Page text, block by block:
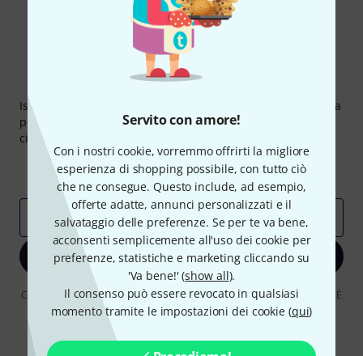
Servito con amore!
Con i nostri cookie, vorremmo offrirti la migliore
esperienza di shopping possibile, con tutto ciò
che ne consegue. Questo include, ad esempio,
offerte adatte, annunci personalizzati e il
salvataggio delle preferenze. Se per te va bene,
acconsenti semplicemente all'uso dei cookie per
preferenze, statistiche e marketing cliccando su
'Va bene!' (show all).
Il consenso può essere revocato in qualsiasi
momento tramite le impostazioni dei cookie (qui)
Thomann Newsletter
Iscriviti alla newsletter di Thomann, e con un po' di fortuna
potrai vincere uno dei 50 buoni del valore di 50 euro
ciascuno!
Contributi d'ispirazione
Offerte
Approfondimenti Thomann
Indirizzo e-mail *
Iscriviti ora
Cliccando su "Iscriviti ora", lei accetta di ricevere pubblicità via e-mail. È
possibile annullare l'iscrizione in qualsiasi momento. Può trovare
ulteriori informazioni sulla newsletter nelle nostre linee guida per la
protezione dei dati